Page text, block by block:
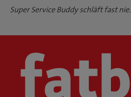
Super Service Buddy schläft fast nie.